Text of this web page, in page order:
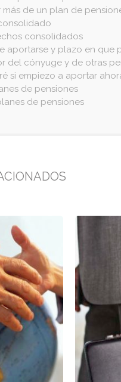
de un plan de
consolidados
aportarse y plazo en que
del cónyuge y de otras
si empiezo a aportar
de pensiones
de pensiones